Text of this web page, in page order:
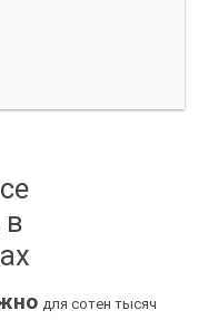
в
для сотен тысяч